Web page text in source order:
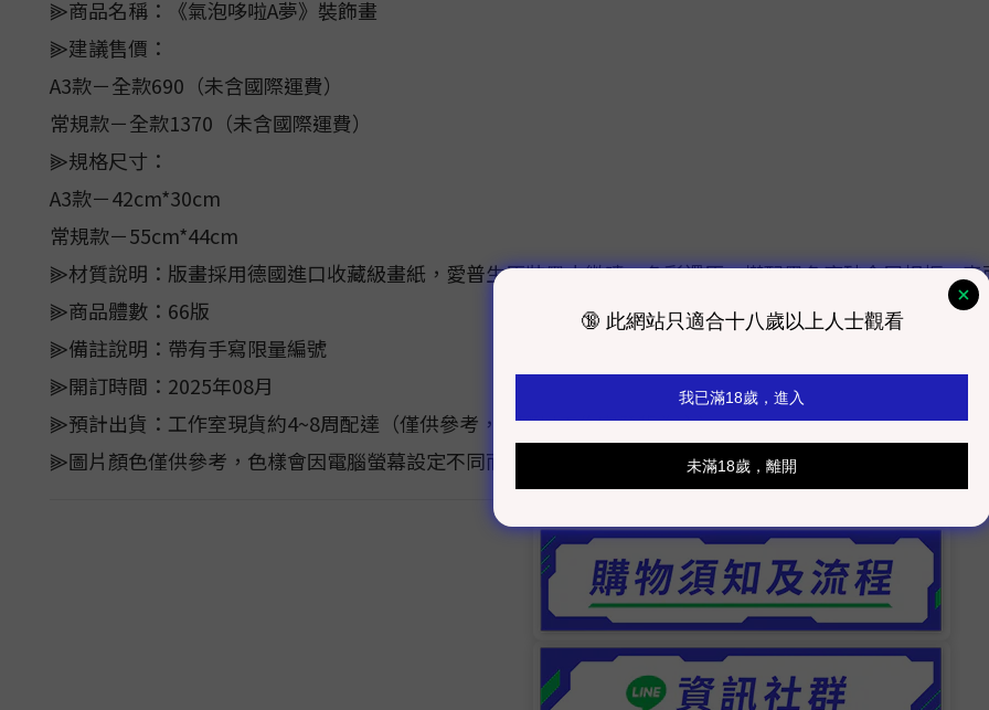
⫸商品名稱：《氣泡哆啦A夢》裝飾畫
⫸建議售價：
A3款－全款690（未含國際運費）
常規款－全款1370（未含國際運費）
⫸規格尺寸：
A3款－42cm*30cm
常規款－55cm*44cm
⫸材質說明：版畫採用德國進口收藏級畫紙，愛普生原裝墨水微噴，色彩還原，搭配黑色磨砂金屬相框，
⫸商品體數：66版
⫸備註說明：帶有手寫限量編號
⫸開訂時間：2025年08月
⫸預計出貨：工作室現貨約4~8周配達（僅供參考，實際以工作室發貨為主）
⫸圖片顏色僅供參考，色樣會因電腦螢幕設定不同而有色差，顏色以實際商品為主